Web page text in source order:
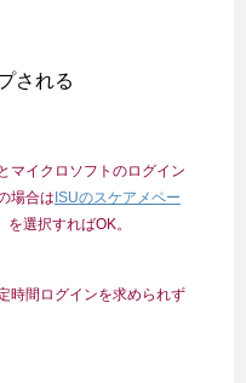
される
マイクロソフトのログイン
場合はISUのスケアメペー
選択すればOK。
時間ログインを求められず